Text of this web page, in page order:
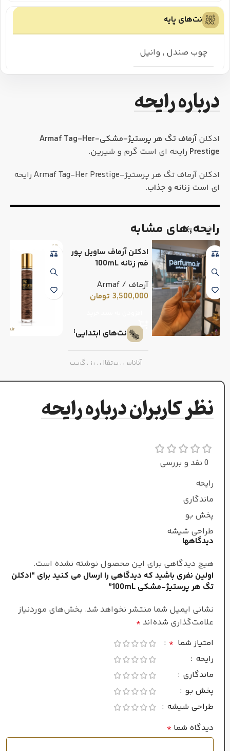
نت‌های پایه
چوب صندل , وانیل
درباره رایحه
ادکلن
آرماف تگ هر پرستیژ-مشکی-Armaf Tag-Her
Prestige رایحه ای است گرم و شیرین.
ادکلن آرماف تگ هر پرستیژ-Armaf Tag-Her Prestige رایحه
ای است زنانه و جذاب.
رایحه٬های مشابه
ادکلن آرماف ساویل پور
فم زنانه 100mL
آرماف / Armaf
3,500,000 تومان
نت‌های ابتدایی
آناناس , پرتقال , رز , گریپ
نت‌های میانی
جنسیت زنانه
غلظت
ادو پرفیوم
فصل
تمام فصول
ماندگاری زیاد
نظر کاربران درباره رایحه
0 نقد و بررسی
رایحه
ماندگاری
پخش بو
طراحی شیشه
دیدگاهها
هیچ دیدگاهی برای این محصول نوشته نشده است.
اولین نفری باشید که دیدگاهی را ارسال می کنید برای “ادکلن
تگ هر پرستیژ-مشکی 100mL”
نشانی ایمیل شما منتشر نخواهد شد. بخش‌های موردنیاز
علامت‌گذاری شده‌اند *
امتیاز شما *
رایحه
ماندگاری
پخش بو
طراحی شیشه
دیدگاه شما *